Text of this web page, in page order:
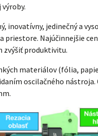
inovatívny, jedinečný a
priestore. Najúčinnejšie
produktivitu.
materiálov (fólia,
oscilačného